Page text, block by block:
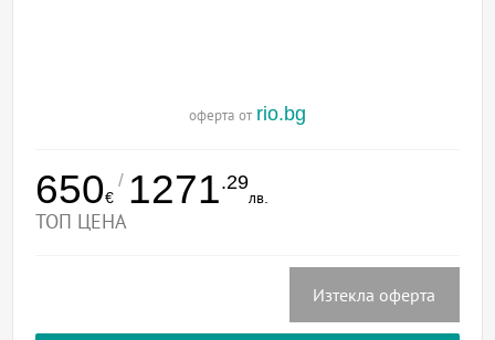
оферта от rio.bg
650€
/ 1271.29
лв.
ТОП ЦЕНА
Изтекла оферта